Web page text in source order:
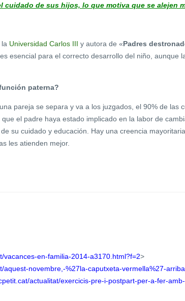
cuidado de sus hijos, lo que motiva que se alejen
Universidad Carlos III y autora de «Padres
esencial para el correcto desarrollo del niño, aunque
paterna?
pareja se separa y va a los juzgados, el 90% de las
el padre haya estado implicado en la labor de
su cuidado y educación. Hay una creencia
les atienden mejor.
vacances-en-familia-2014-a3170.html?f=2>
aquest-novembre,-%27la-caputxeta-vermella%27-
actualitat/exercicis-pre-i-postpart-per-a-fer-